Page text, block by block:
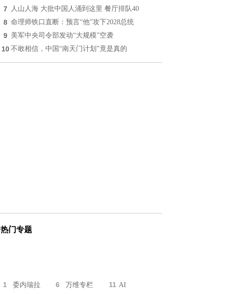
7 人山人海 大批中国人涌到这里 餐厅排队40
8 命理师铁口直断：预言“他”攻下2028总统
9 美军中央司令部发动“大规模”空袭
10 不敢相信，中国“南天门计划”竟是真的
热门专题
1 委内瑞拉 6 万维专栏 11 AI